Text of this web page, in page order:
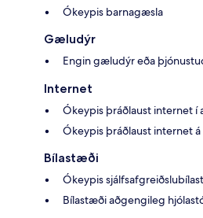
Ókeypis barnagæsla
Gæludýr
Engin gæludýr eða
Internet
Ókeypis þráðlaust internet í
Ókeypis þráðlaust internet
Bílastæði
Ókeypis
Bílastæði aðgengileg